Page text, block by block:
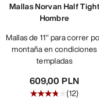
Mallas Norvan Half Tight
Hombre
Mallas de 11" para correr por
montaña en condiciones
templadas
609,00 PLN
(12)